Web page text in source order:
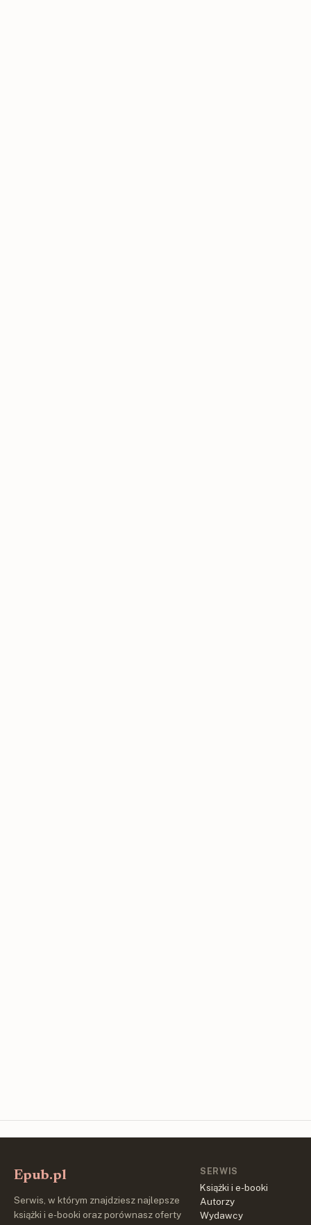
Epub.pl
Serwis, w którym znajdziesz najlepsze
książki i e-booki oraz porównasz oferty
SERWIS
Książki i e-booki
Autorzy
Wydawcy